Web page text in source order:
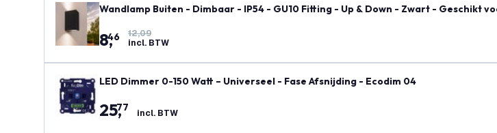
Wandlamp Buiten - Dimbaar - IP54 - GU10 Fitting - Up & Down - Zwart - Geschikt
8,
46
12,09
incl. BTW
LED Dimmer 0-150 Watt – Universeel - Fase Afsnijding - Ecodim 04
25,
77 incl. BTW